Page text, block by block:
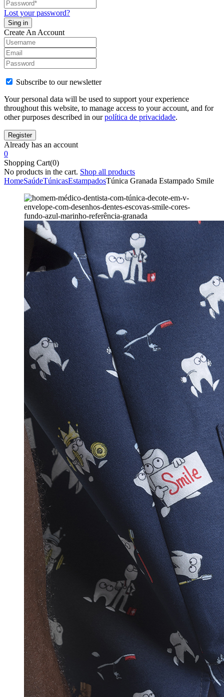
Lost your password?
Create An Account
Subscribe to our newsletter
Your personal data will be used to support your experience
throughout this website, to manage access to your account, and for
other purposes described in ourpolítica de privacidade.
Already has an account
0
Shopping Cart(0)
No products in the cart. Shop all products
HomeSaúdeTúnicasEstampadosTúnica Granada Estampado Smile